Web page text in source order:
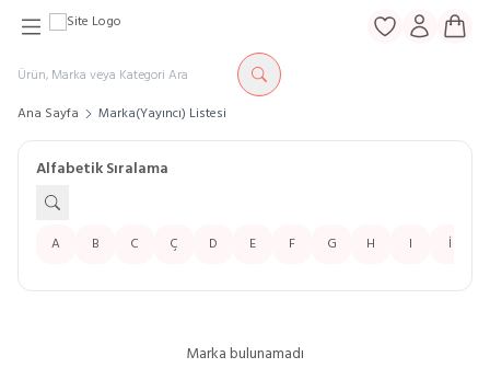
Favorilerim
Hesabım
Ana Sayfa Marka(Yayıncı) Listesi
Alfabetik Sıralama
A B C Ç D E F G H I İ
Marka bulunamadı